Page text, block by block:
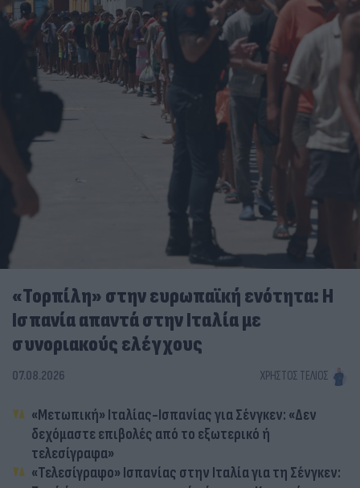
«Τορπίλη» στην ευρωπαϊκή ενότητα: Η
Ισπανία απαντά στην Ιταλία με
συνοριακούς ελέγχους
07.08.2026 ΧΡΉΣΤΟΣ ΤΈΛΙΟΣ
«Μετωπική» Ιταλίας-Ισπανίας για Σένγκεν: «Δεν
δεχόμαστε επιβολές από το εξωτερικό ή
τελεσίγραφα»
«Τελεσίγραφο» Ισπανίας στην Ιταλία για τη Σένγκεν: